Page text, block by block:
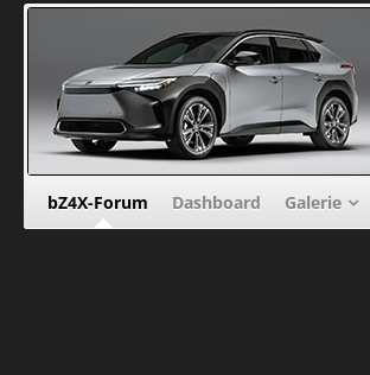
bZ4X-Forum Dashboard Galerie